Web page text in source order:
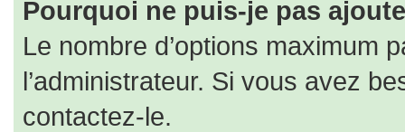
Pourquoi ne puis-je pas
Le nombre d’options maximum
l’administrateur. Si vous avez
contactez-le.